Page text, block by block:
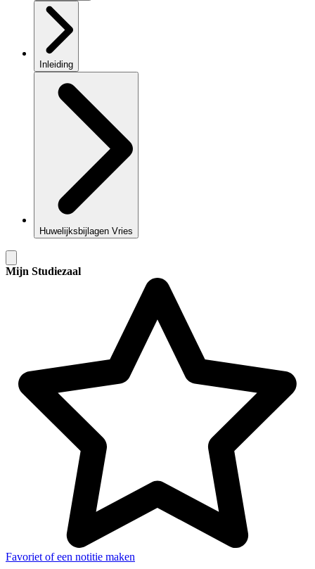
Inleiding
Huwelijksbijlagen Vries
Mijn Studiezaal
Favoriet of een notitie maken